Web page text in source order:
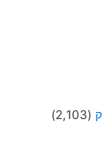
(2,103)